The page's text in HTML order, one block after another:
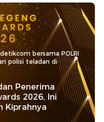
bersama POLRI
polisi teladan di
Penerima
2026, Ini
Kiprahnya